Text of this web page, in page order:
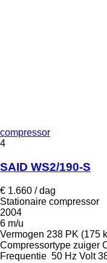
compressor
4
SAID WS2/190-S
€ 1.660 / dag
Stationaire compressor
2004
6 m/u
Vermogen 238 PK (175
Compressortype zuiger
Frequentie 50 Hz Volt